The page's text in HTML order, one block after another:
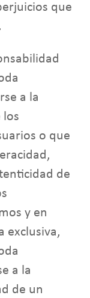
que
a la
los
o que
de
y en
exclusiva,
a la
de un